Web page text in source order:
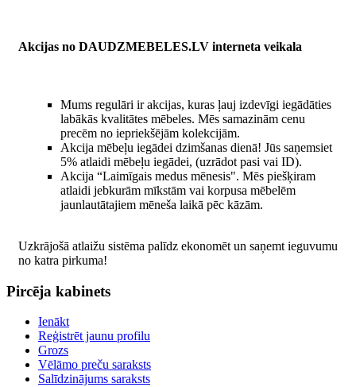
Akcijas no DAUDZMEBELES.LV interneta veikala
Mums regulāri ir akcijas, kuras ļauj izdevīgi iegādāties
labākās kvalitātes mēbeles. Mēs samazinām cenu
precēm no iepriekšējām kolekcijām.
Akcija mēbeļu iegādei dzimšanas dienā! Jūs saņemsiet
5% atlaidi mēbeļu iegādei, (uzrādot pasi vai ID).
Akcija “Laimīgais medus mēnesis". Mēs piešķiram
atlaidi jebkurām mīkstām vai korpusa mēbelēm
jaunlautātajiem mēneša laikā pēc kāzām.
Uzkrājošā atlaižu sistēma palīdz ekonomēt un saņemt ieguvumu
no katra pirkuma!
Pircēja kabinets
Ienākt
Reģistrēt jaunu profilu
Grozs
Vēlāmo preču saraksts
Salīdzinājums saraksts